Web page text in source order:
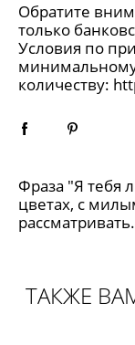
Обратите
только
Условия по
количеству:
Фраза "Я тебя
цветах, с
рассматривать.
ТАКЖЕ